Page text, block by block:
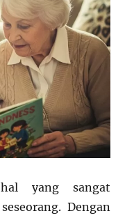
yang sangat
Dengan